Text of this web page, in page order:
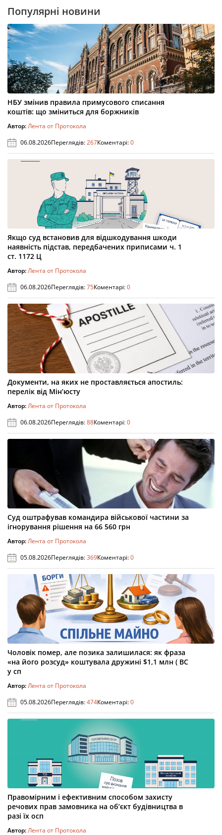
Популярні новини
НБУ змінив правила примусового списання
коштів: що зміниться для боржників
Автор:Лента от Протокола
06.08.2026Переглядів:267Коментарі:0
Якщо суд встановив для відшкодування шкоди
наявність підстав, передбачених приписами ч. 1
ст. 1172 Ц
Автор:Лента от Протокола
06.08.2026Переглядів:75Коментарі:0
Документи, на яких не проставляється апостиль:
перелік від Мін’юсту
Автор:Лента от Протокола
06.08.2026Переглядів:88Коментарі:0
Суд оштрафував командира військової частини за
ігнорування рішення на 66 560 грн
Автор:Лента от Протокола
05.08.2026Переглядів:369Коментарі:0
Чоловік помер, але позика залишилася: як фраза
«на його розсуд» коштувала дружині $1,1 млн ( ВС
у сп
Автор:Лента от Протокола
05.08.2026Переглядів:474Коментарі:0
Правомірним і ефективним способом захисту
речових прав замовника на об’єкт будівництва в
разі їх осп
Автор:Лента от Протокола